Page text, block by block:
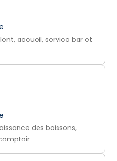
accueil, service bar et
des boissons,